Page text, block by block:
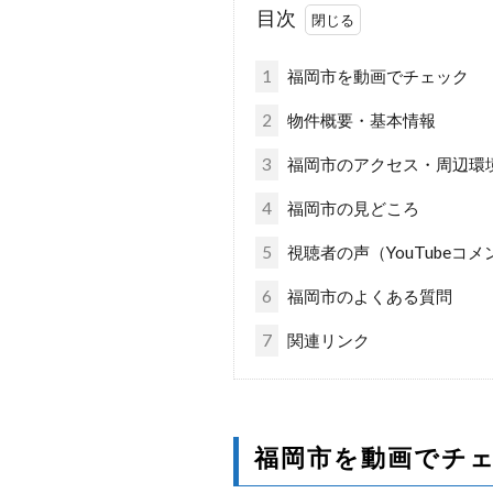
目次
1 福岡市を動画でチェック
2 物件概要・基本情報
3 福岡市のアクセス・周辺環
4 福岡市の見どころ
5 視聴者の声（YouTubeコメ
6 福岡市のよくある質問
7 関連リンク
福岡市を動画でチ